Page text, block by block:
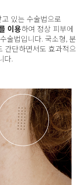
있는 수술법으로
이용하여 정상 피부에
술법입니다. 국소형, 분
간단하면서도 효과적으
다.